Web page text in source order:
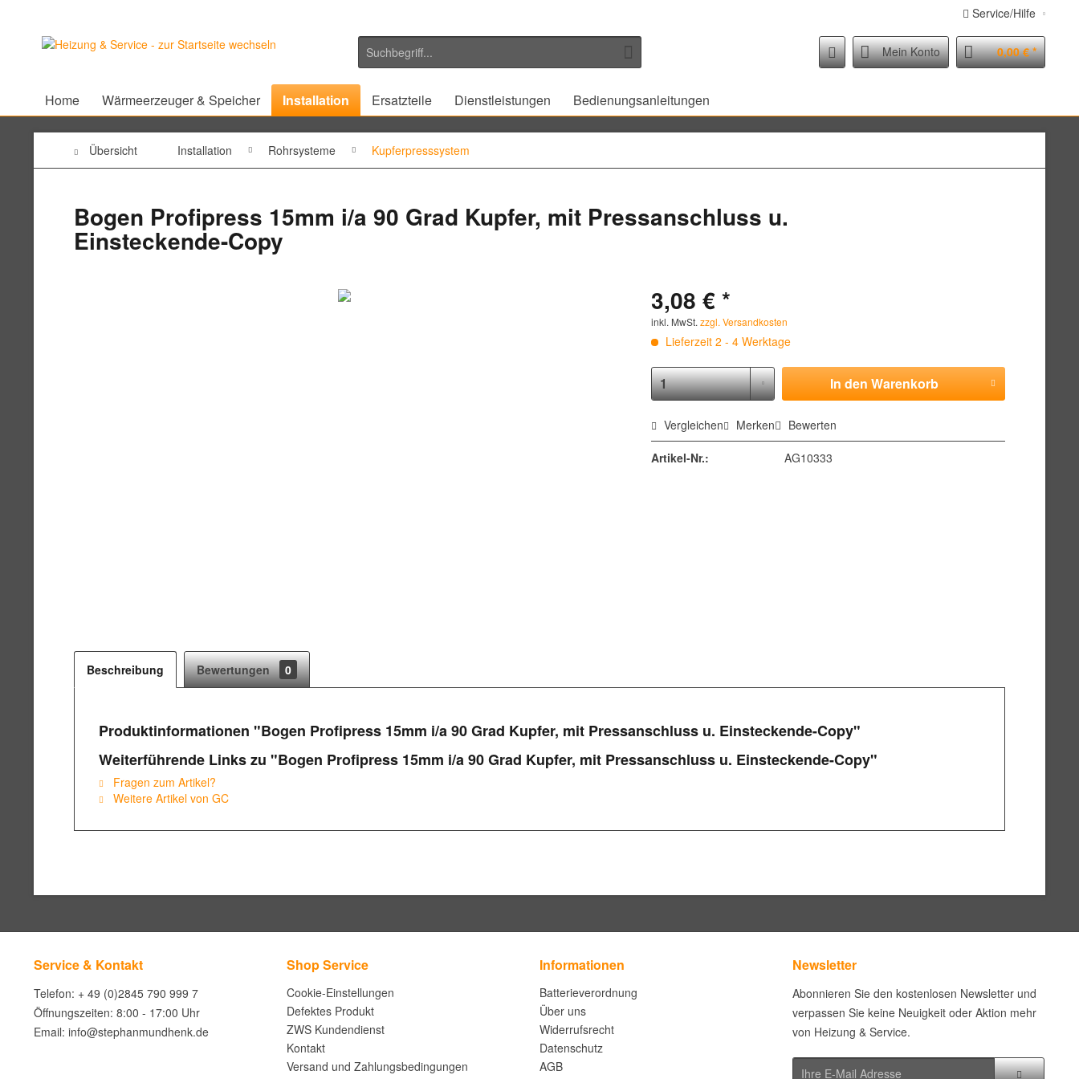
Service/Hilfe
Mein Konto 0,00 € *
Home Wärmeerzeuger & Speicher Installation Ersatzteile Dienstleistungen Bedienungsanleitungen
Übersicht Installation Rohrsysteme Kupferpresssystem
Bogen Profipress 15mm i/a 90 Grad Kupfer, mit Pressanschluss u.
Einsteckende-Copy
3,08 € *
inkl. MwSt.zzgl. Versandkosten
Lieferzeit 2 - 4 Werktage
In denWarenkorb
Vergleichen Merken Bewerten
Artikel-Nr.: AG10333
Beschreibung Bewertungen 0
Produktinformationen "Bogen Profipress 15mm i/a 90 Grad Kupfer, mit Pressanschluss u. Einsteckende-Copy"
Weiterführende Links zu "Bogen Profipress 15mm i/a 90 Grad Kupfer, mit Pressanschluss u. Einsteckende-Copy"
Fragen zum Artikel?
Weitere Artikel von GC
Service & Kontakt
Telefon: + 49 (0)2845 790 999 7
Öffnungszeiten: 8:00 - 17:00 Uhr
Email: info@stephanmundhenk.de
Shop Service
Cookie-Einstellungen
Defektes Produkt
ZWS Kundendienst
Kontakt
Versand und Zahlungsbedingungen
Informationen
Batterieverordnung
Über uns
Widerrufsrecht
Datenschutz
AGB
Newsletter
Abonnieren Sie den kostenlosen Newsletter und
verpassen Sie keine Neuigkeit oder Aktion mehr
von Heizung & Service.